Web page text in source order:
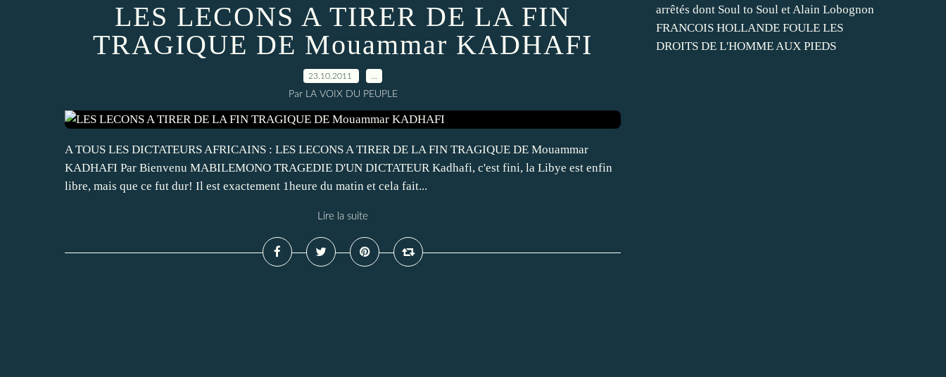
LES LECONS A TIRER DE LA FIN
TRAGIQUE DE Mouammar KADHAFI
23.10.2011
Par LA VOIX DU PEUPLE
A TOUS LES DICTATEURS AFRICAINS : LES LECONS A TIRER DE LA FIN TRAGIQUE DE Mouammar
KADHAFI Par Bienvenu MABILEMONO TRAGEDIE D'UN DICTATEUR Kadhafi, c'est fini, la Libye est enfin
libre, mais que ce fut dur! Il est exactement 1heure du matin et cela fait...
Lire la suite
arrêtés dont Soul to Soul et Alain Lobognon
FRANCOIS HOLLANDE FOULE LES
DROITS DE L'HOMME AUX PIEDS